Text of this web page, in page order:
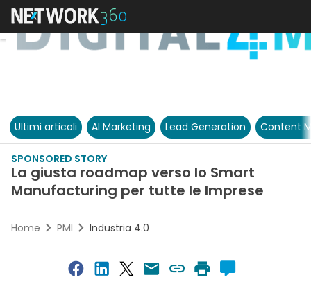
Ultimi articoli AI Marketing Lead Generation Content
SPONSORED STORY
La giusta roadmap verso lo Smart
Manufacturing per tutte le Imprese
Home PMI Industria 4.0